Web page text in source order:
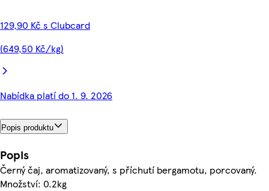
129,90 Kč s Clubcard
(649,50 Kč/kg)
Nabídka platí do 1. 9. 2026
Popis produktu
Popis
Černý čaj, aromatizovaný, s příchutí bergamotu, porcovaný.
Množství: 0.2kg